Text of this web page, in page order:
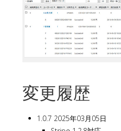
変更履歴
1.0.7 2025年03月05日